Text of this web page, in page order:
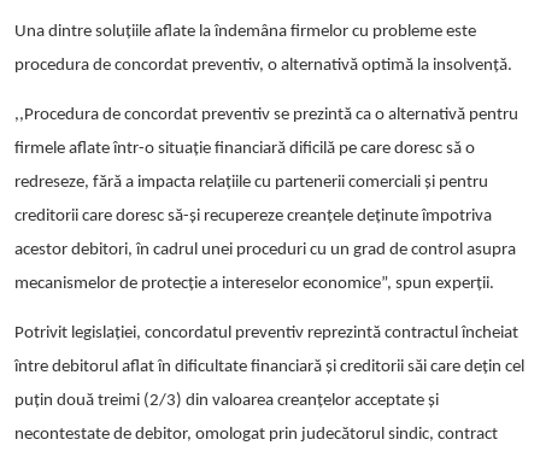
Una dintre soluțiile aflate la îndemâna firmelor cu probleme este
procedura de concordat preventiv, o alternativă optimă la insolvență.
,,Procedura de concordat preventiv se prezintă ca o alternativă pentru
firmele aflate într-o situație financiară dificilă pe care doresc să o
redreseze, fără a impacta relațiile cu partenerii comerciali și pentru
creditorii care doresc să-și recupereze creanțele deținute împotriva
acestor debitori, în cadrul unei proceduri cu un grad de control asupra
mecanismelor de protecție a intereselor economice”, spun experții.
Potrivit legislației, concordatul preventiv reprezintă contractul încheiat
între debitorul aflat în dificultate financiară și creditorii săi care dețin cel
puțin două treimi (2/3) din valoarea creanțelor acceptate și
necontestate de debitor, omologat prin judecătorul sindic, contract